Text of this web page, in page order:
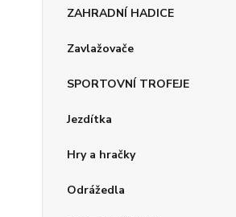
ZAHRADNÍ HADICE
Zavlažovače
SPORTOVNÍ TROFEJE
Jezdítka
Hry a hračky
Odrážedla